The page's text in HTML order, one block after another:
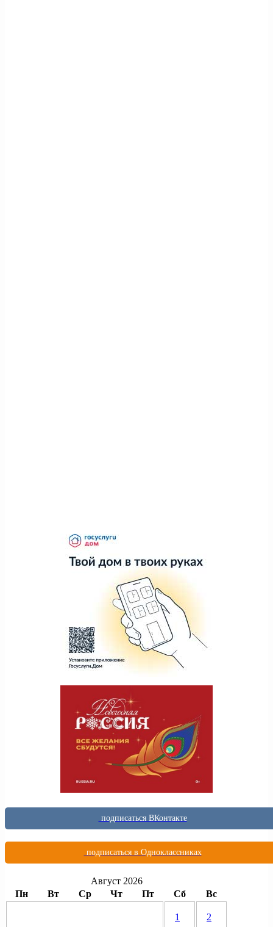
подписаться ВКонтакте
подписаться в Одноклассниках
Август 2026
Пн
Вт Ср Чт Пт Сб Вс
1 2